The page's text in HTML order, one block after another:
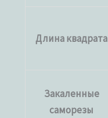
Длина квадрата
Закаленные
саморезы